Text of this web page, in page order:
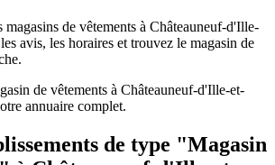
de vêtements à Châteauneuf-d'Ille-
avis, les horaires et trouvez le magasin de
de vêtements à Châteauneuf-d'Ille-et-
annuaire complet.
de type "Magasin